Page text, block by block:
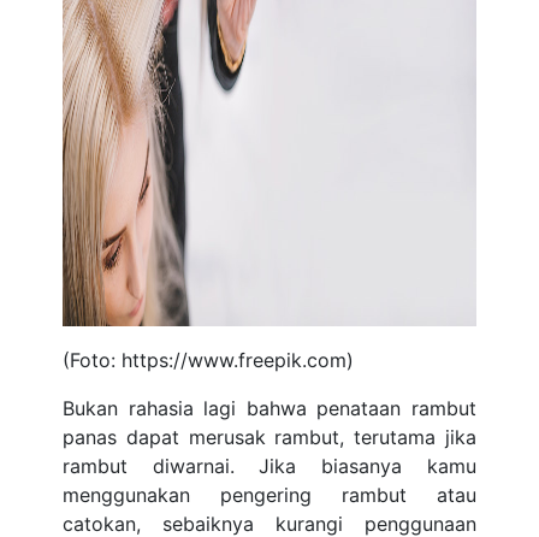
(Foto: https://www.freepik.com)
Bukan rahasia lagi bahwa penataan rambut
panas dapat merusak rambut, terutama jika
rambut diwarnai. Jika biasanya kamu
menggunakan pengering rambut atau
catokan, sebaiknya kurangi penggunaan